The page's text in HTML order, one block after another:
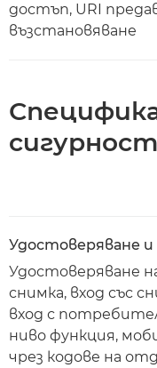
достъп, URI
възстановяване
сигурност
Удостоверяване
Удостоверяване
снимка, вход със
вход с
ниво функция,
чрез кодове на